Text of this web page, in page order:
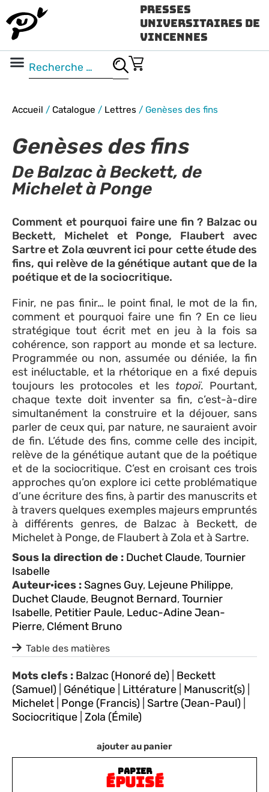
Presses
Universitaires de
Vincennes
Accueil / Catalogue / Lettres / Genèses des fins
ajouter au panier
PAPIER
ÉPUISÉ
Genèses des fins
De Balzac à Beckett, de
Michelet à Ponge
Comment et pourquoi faire une fin ? Balzac ou
Beckett, Michelet et Ponge, Flaubert avec
Sartre et Zola œuvrent ici pour cette étude des
fins, qui relève de la génétique autant que de la
poétique et de la sociocritique.
Finir, ne pas finir… le point final, le mot de la fin,
comment et pourquoi faire une fin ? En ce lieu
stratégique tout écrit met en jeu à la fois sa
cohérence, son rapport au monde et sa lecture.
Programmée ou non, assumée ou déniée, la fin
est inéluctable, et la rhétorique en a fixé depuis
toujours les protocoles et les topoï. Pourtant,
chaque texte doit inventer sa fin, c’est-à-dire
simultanément la construire et la déjouer, sans
parler de ceux qui, par nature, ne sauraient avoir
de fin. L’étude des fins, comme celle des incipit,
relève de la génétique autant que de la poétique
et de la sociocritique. C’est en croisant ces trois
approches qu’on explore ici cette problématique
d’une écriture des fins, à partir des manuscrits et
à travers quelques exemples majeurs empruntés
à différents genres, de Balzac à Beckett, de
Michelet à Ponge, de Flaubert à Zola et à Sartre.
Sous la direction de : Duchet Claude,Tournier
Isabelle
Auteur·ices :Sagnes Guy, Lejeune Philippe,
Duchet Claude, Beugnot Bernard,Tournier
Isabelle, Petitier Paule, Leduc-Adine Jean-
Pierre, Clément Bruno
Table des matières
Mots clefs : Balzac (Honoré de)
Beckett
(Samuel)
Génétique Littérature Manuscrit(s)
Michelet Ponge (Francis) Sartre (Jean-Paul)
Sociocritique Zola (Émile)